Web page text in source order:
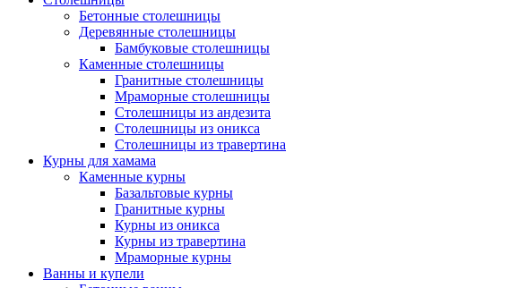
Бетонные столешницы
Деревянные столешницы
Бамбуковые столешницы
Каменные столешницы
Гранитные столешницы
Мраморные столешницы
Столешницы из андезита
Столешницы из оникса
Столешницы из травертина
Курны для хамама
Каменные курны
Базальтовые курны
Гранитные курны
Курны из оникса
Курны из травертина
Мраморные курны
Ванны и купели